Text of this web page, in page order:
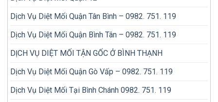
Dịch Vụ Diệt Mối Quận Tân Bình – 0982. 751. 119
Dịch Vụ Diệt Mối Quận Bình Tân – 0982. 751. 119
DỊCH VỤ DIỆT MỐI TẬN GỐC Ở BÌNH THẠNH
Dịch Vụ Diệt Mối Quận Gò Vấp – 0982. 751. 119
Dịch Vụ Diệt Mối Tại Bình Chánh 0982. 751. 119